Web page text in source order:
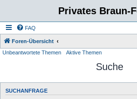
Privates Braun-
FAQ
Foren-Übersicht
Unbeantwortete Themen
Aktive Themen
Suche
SUCHANFRAGE